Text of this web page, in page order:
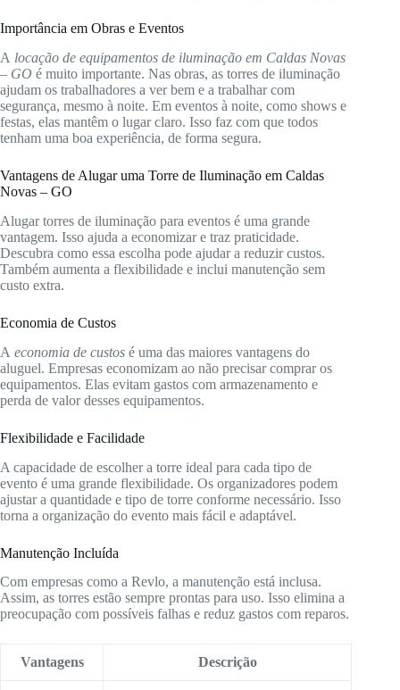
Importância em Obras e Eventos
A locação de equipamentos de iluminação em Caldas Novas
– GO é muito importante. Nas obras, as torres de iluminação
ajudam os trabalhadores a ver bem e a trabalhar com
segurança, mesmo à noite. Em eventos à noite, como shows e
festas, elas mantêm o lugar claro. Isso faz com que todos
tenham uma boa experiência, de forma segura.
Vantagens de Alugar uma Torre de Iluminação em Caldas
Novas – GO
Alugar torres de iluminação para eventos é uma grande
vantagem. Isso ajuda a economizar e traz praticidade.
Descubra como essa escolha pode ajudar a reduzir custos.
Também aumenta a flexibilidade e inclui manutenção sem
custo extra.
Economia de Custos
A economia de custos é uma das maiores vantagens do
aluguel. Empresas economizam ao não precisar comprar os
equipamentos. Elas evitam gastos com armazenamento e
perda de valor desses equipamentos.
Flexibilidade e Facilidade
A capacidade de escolher a torre ideal para cada tipo de
evento é uma grande flexibilidade. Os organizadores podem
ajustar a quantidade e tipo de torre conforme necessário. Isso
torna a organização do evento mais fácil e adaptável.
Manutenção Incluída
Com empresas como a Revlo, a manutenção está inclusa.
Assim, as torres estão sempre prontas para uso. Isso elimina a
preocupação com possíveis falhas e reduz gastos com reparos.
Vantagens Descrição